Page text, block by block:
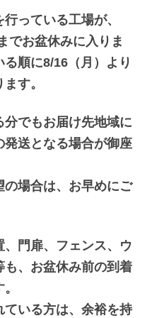
プ
っている工場が、
でお盆休みに入りま
順に8/16（月）より
す。
でもお届け先地域に
発送となる場合が御座
場合は、お早めにご
門扉、フェンス、ウ
も、お盆休み前の到着
いる方は、余裕を持